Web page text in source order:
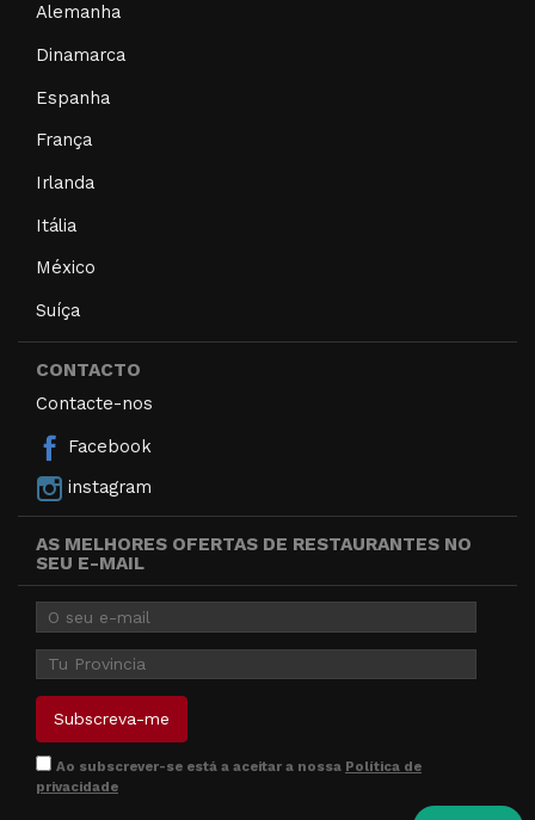
Alemanha
Dinamarca
Espanha
França
Irlanda
Itália
México
Suíça
CONTACTO
Contacte-nos
Facebook
instagram
AS MELHORES OFERTAS DE RESTAURANTES NO
SEU E-MAIL
Ao subscrever-se está a aceitar a nossa Política de
privacidade